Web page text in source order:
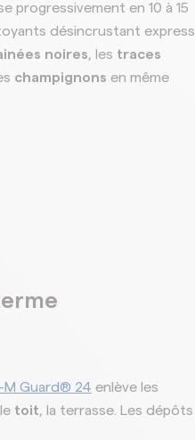
progressivement en 10 à 15
désincrustant express
noires, les traces
champignons en même
Guard® 24 enlève les
toit, la terrasse. Les dépôts